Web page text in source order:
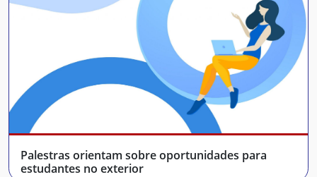
Palestras orientam sobre oportunidades para
estudantes no exterior